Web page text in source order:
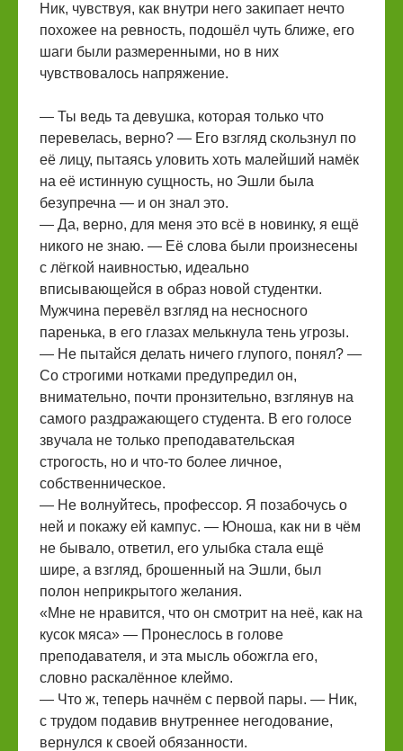
Ник, чувствуя, как внутри него закипает нечто
похожее на ревность, подошёл чуть ближе, его
шаги были размеренными, но в них
чувствовалось напряжение.
— Ты ведь та девушка, которая только что
перевелась, верно? — Его взгляд скользнул по
её лицу, пытаясь уловить хоть малейший намёк
на её истинную сущность, но Эшли была
безупречна — и он знал это.
— Да, верно, для меня это всё в новинку, я ещё
никого не знаю. — Её слова были произнесены
с лёгкой наивностью, идеально
вписывающейся в образ новой студентки.
Мужчина перевёл взгляд на несносного
паренька, в его глазах мелькнула тень угрозы.
— Не пытайся делать ничего глупого, понял? —
Со строгими нотками предупредил он,
внимательно, почти пронзительно, взглянув на
самого раздражающего студента. В его голосе
звучала не только преподавательская
строгость, но и что-то более личное,
собственническое.
— Не волнуйтесь, профессор. Я позабочусь о
ней и покажу ей кампус. — Юноша, как ни в чём
не бывало, ответил, его улыбка стала ещё
шире, а взгляд, брошенный на Эшли, был
полон неприкрытого желания.
«Мне не нравится, что он смотрит на неё, как на
кусок мяса» — Пронеслось в голове
преподавателя, и эта мысль обожгла его,
словно раскалённое клеймо.
— Что ж, теперь начнём с первой пары. — Ник,
с трудом подавив внутреннее негодование,
вернулся к своей обязанности.